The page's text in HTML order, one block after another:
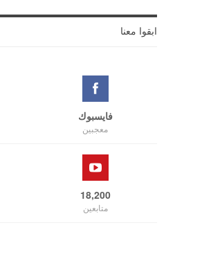
ابقوا معنا
فايسبوك
معجبين
18,200
متابعين